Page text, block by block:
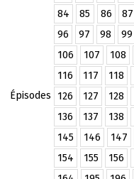
Épisodes
84
85 86 87
96
97 98 99
106
107 108
116
117 118
126
127 128
136
137 138
145
146 147
154
155 156